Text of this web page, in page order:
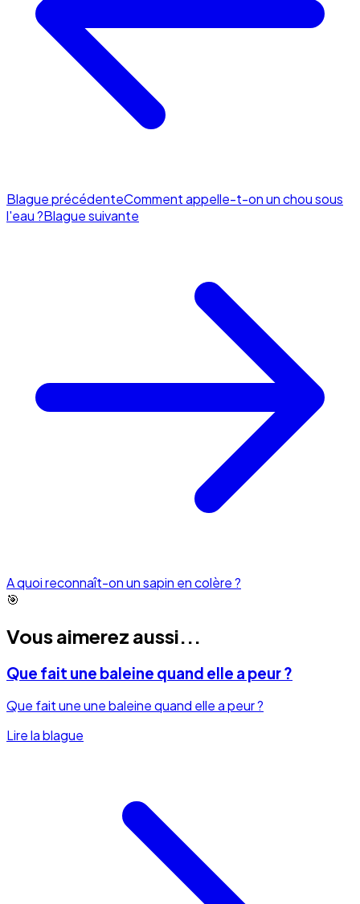
Blague précédenteComment appelle-t-on un chou sous
l'eau ?Blague suivante
A quoi reconnaît-on un sapin en colère ?
🎯
Vous aimerez aussi...
Que fait une baleine quand elle a peur ?
Que fait une une baleine quand elle a peur ?
Lire la blague